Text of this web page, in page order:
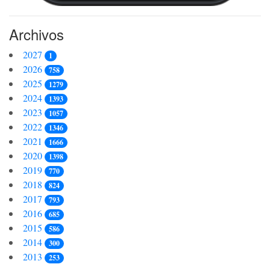
Archivos
2027 1
2026 758
2025 1279
2024 1393
2023 1057
2022 1346
2021 1666
2020 1398
2019 770
2018 824
2017 793
2016 685
2015 586
2014 300
2013 253